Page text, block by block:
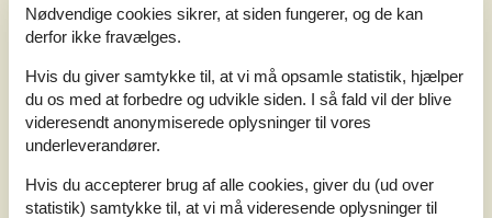
4
3
2
Kommentarer
1 vurdering har kommentar på dansk.
der var ikke adgang til de 2 sovepladser i annekset
Nødvendige cookies sikrer, at siden fungerer, og de kan
derfor ikke fravælges.
Hvis du giver samtykke til, at vi må opsamle statistik, hjælper
du os med at forbedre og udvikle siden. I så fald vil der blive
videresendt anonymiserede oplysninger til vores
underleverandører.
Hvis du accepterer brug af alle cookies, giver du (ud over
statistik) samtykke til, at vi må videresende oplysninger til